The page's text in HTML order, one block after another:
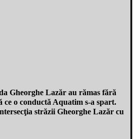
Gheorghe Lazăr au rămas fără
ce o conductă Aquatim s-a spart.
străzii Gheorghe Lazăr cu